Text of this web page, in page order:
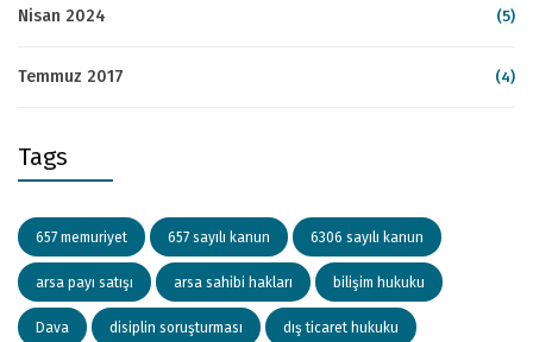
Nisan 2024 (5)
Temmuz 2017 (4)
Tags
657 memuriyet 657 sayılı kanun 6306 sayılı kanun
arsa payı satışı arsa sahibi hakları bilişim hukuku
Dava disiplin soruşturması dış ticaret hukuku